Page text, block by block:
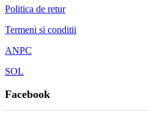
Politica de retur
Termeni si conditii
ANPC
SOL
Facebook